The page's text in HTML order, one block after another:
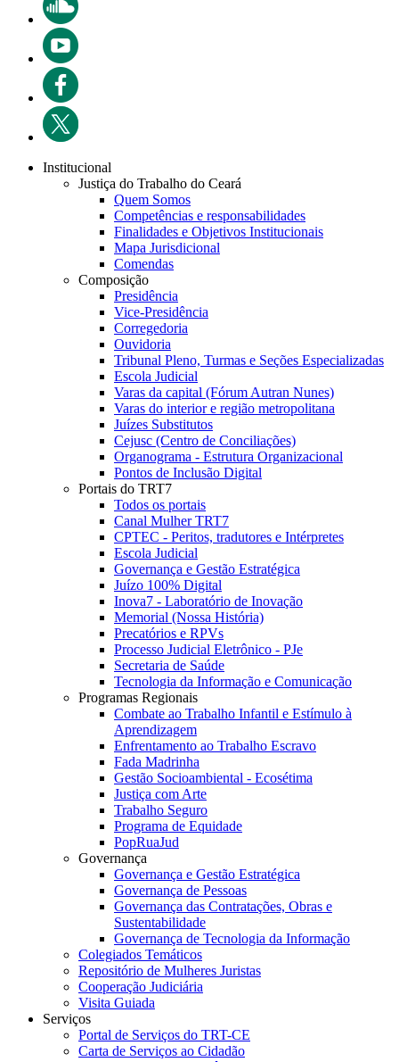
Institucional
Justiça do Trabalho do Ceará
Quem Somos
Competências e responsabilidades
Finalidades e Objetivos Institucionais
Mapa Jurisdicional
Comendas
Composição
Presidência
Vice-Presidência
Corregedoria
Ouvidoria
Tribunal Pleno, Turmas e Seções Especializadas
Escola Judicial
Varas da capital (Fórum Autran Nunes)
Varas do interior e região metropolitana
Juízes Substitutos
Cejusc (Centro de Conciliações)
Organograma - Estrutura Organizacional
Pontos de Inclusão Digital
Portais do TRT7
Todos os portais
Canal Mulher TRT7
CPTEC - Peritos, tradutores e Intérpretes
Escola Judicial
Governança e Gestão Estratégica
Juízo 100% Digital
Inova7 - Laboratório de Inovação
Memorial (Nossa História)
Precatórios e RPVs
Processo Judicial Eletrônico - PJe
Secretaria de Saúde
Tecnologia da Informação e Comunicação
Programas Regionais
Combate ao Trabalho Infantil e Estímulo à
Aprendizagem
Enfrentamento ao Trabalho Escravo
Fada Madrinha
Gestão Socioambiental - Ecosétima
Justiça com Arte
Trabalho Seguro
Programa de Equidade
PopRuaJud
Governança
Governança e Gestão Estratégica
Governança de Pessoas
Governança das Contratações, Obras e
Sustentabilidade
Governança de Tecnologia da Informação
Colegiados Temáticos
Repositório de Mulheres Juristas
Cooperação Judiciária
Visita Guiada
Serviços
Portal de Serviços do TRT-CE
Carta de Serviços ao Cidadão